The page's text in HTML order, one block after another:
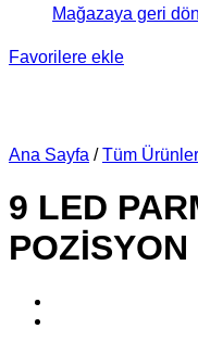
Mağazaya geri dön
Favorilere ekle
Ana Sayfa / Tüm Ürünler
9 LED